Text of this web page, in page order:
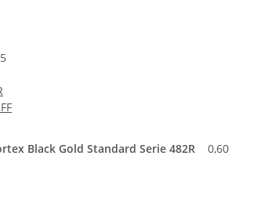
Black Gold Standard Serie 482R 0,60